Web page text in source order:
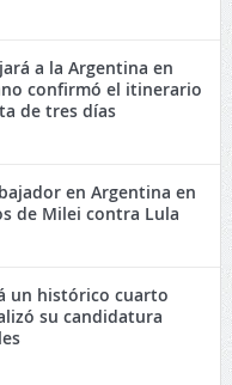
a la Argentina en
confirmó el itinerario
de tres días
en Argentina en
de Milei contra Lula
un histórico cuarto
su candidatura